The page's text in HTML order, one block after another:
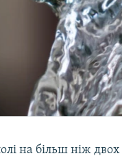
на більш ніж